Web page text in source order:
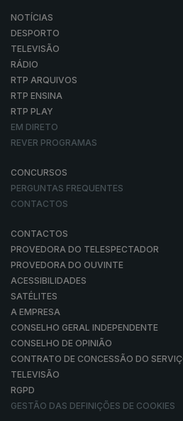
NOTÍCIAS
DESPORTO
TELEVISÃO
RÁDIO
RTP ARQUIVOS
RTP ENSINA
RTP PLAY
EM DIRETO
REVER PROGRAMAS
CONCURSOS
PERGUNTAS FREQUENTES
CONTACTOS
CONTACTOS
PROVEDORA DO TELESPECTADOR
PROVEDORA DO OUVINTE
ACESSIBILIDADES
SATÉLITES
A EMPRESA
CONSELHO GERAL INDEPENDENTE
CONSELHO DE OPINIÃO
CONTRATO DE CONCESSÃO DO
TELEVISÃO
RGPD
GESTÃO DAS DEFINIÇÕES DE COOKIES